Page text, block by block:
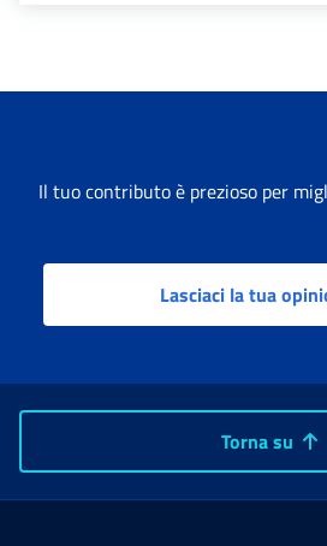
Il tuo contributo è prezioso per
Lasciaci la tua
Torna su